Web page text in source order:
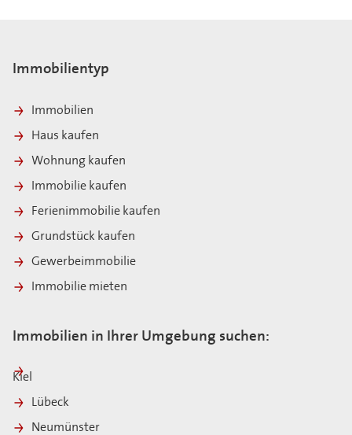
Immobilientyp
Immobilien
Haus kaufen
Wohnung kaufen
Immobilie kaufen
Ferienimmobilie kaufen
Grundstück kaufen
Gewerbeimmobilie
Immobilie mieten
Immobilien in Ihrer Umgebung suchen:
Kiel
Lübeck
Neumünster